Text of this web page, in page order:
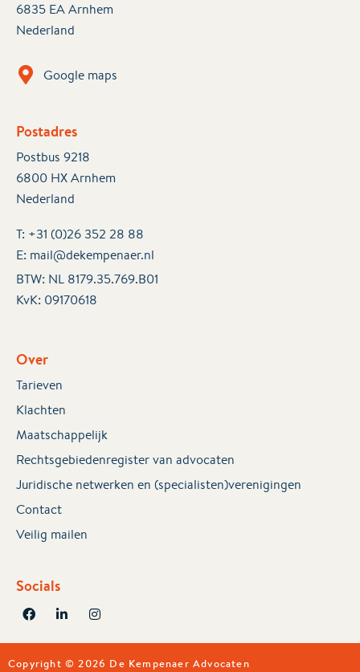
6835 EA Arnhem
Nederland
Google maps
Postadres
Postbus 9218
6800 HX Arnhem
Nederland
T: +31 (0)26 352 28 88
E: mail@dekempenaer.nl
BTW: NL 8179.35.769.B01
KvK: 09170618
Over
Tarieven
Klachten
Maatschappelijk
Rechtsgebiedenregister van advocaten
Juridische netwerken en (specialisten)verenigingen
Contact
Veilig mailen
Socials
Copyright © 2026 De Kempenaer Advocaten